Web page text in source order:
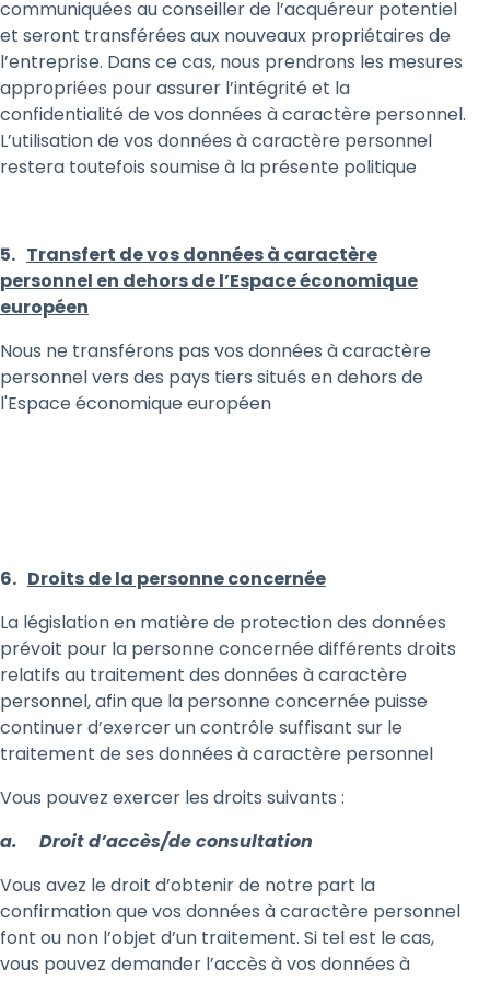
communiquées au conseiller de l’acquéreur potentiel
et seront transférées aux nouveaux propriétaires de
l’entreprise. Dans ce cas, nous prendrons les mesures
appropriées pour assurer l’intégrité et la
confidentialité de vos données à caractère personnel.
L’utilisation de vos données à caractère personnel
restera toutefois soumise à la présente politique
5. ​Transfert de vos données à caractère
personnel en dehors de l’Espace économique
européen
Nous ne transférons pas vos données à caractère
personnel vers des pays tiers situés en dehors de
l'Espace économique européen
6. Droits de la personne concernée
La législation en matière de protection des données
prévoit pour la personne concernée différents droits
relatifs au traitement des données à caractère
personnel, afin que la personne concernée puisse
continuer d’exercer un contrôle suffisant sur le
traitement de ses données à caractère personnel
Vous pouvez exercer les droits suivants :
a. Droit d’accès/de consultation
Vous avez le droit d’obtenir de notre part la
confirmation que vos données à caractère personnel
font ou non l’objet d’un traitement. Si tel est le cas,
vous pouvez demander l’accès à vos données à